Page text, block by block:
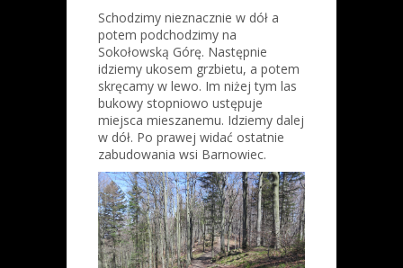
Schodzimy nieznacznie w dół a
potem podchodzimy na
Sokołowską Górę. Następnie
idziemy ukosem grzbietu, a potem
skręcamy w lewo. Im niżej tym las
bukowy stopniowo ustępuje
miejsca mieszanemu. Idziemy dalej
w dół. Po prawej widać ostatnie
zabudowania wsi Barnowiec.